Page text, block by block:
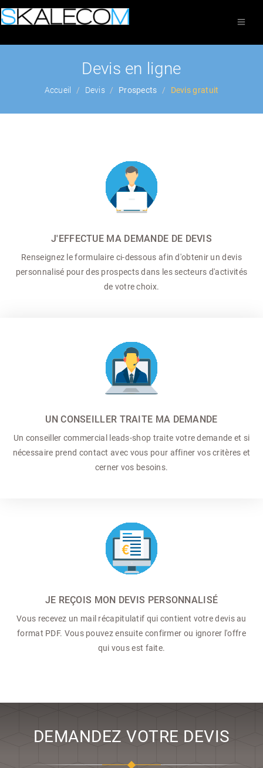
Devis en ligne
Accueil Devis Prospects Devis gratuit
J'EFFECTUE MA DEMANDE DE DEVIS
Renseignez le formulaire ci-dessous afin d'obtenir un devis
personnalisé pour des prospects dans les secteurs d'activités
de votre choix.
UN CONSEILLER TRAITE MA DEMANDE
Un conseiller commercial
leads-shop traite votre demande et si
nécessaire prend contact avec vous pour affiner vos critères et
cerner vos besoins.
JE REÇOIS MON DEVIS PERSONNALISÉ
Vous recevez un mail récapitulatif qui contient votre devis au
format PDF. Vous pouvez ensuite confirmer ou ignorer l'offre
qui vous est faite.
DEMANDEZ VOTRE DEVIS